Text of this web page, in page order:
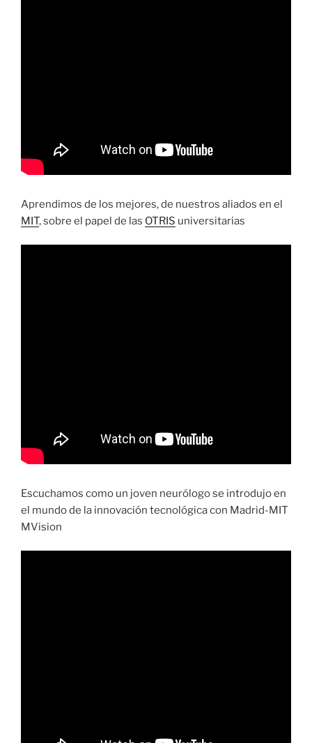
Aprendimos de los mejores, de nuestros aliados en el
MIT, sobre el papel de las OTRIS universitarias
Escuchamos como un joven neurólogo se introdujo en
el mundo de la innovación tecnológica con Madrid-MIT
MVision